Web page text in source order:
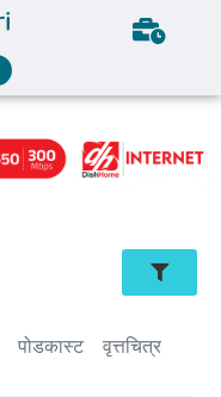
पोडकास्ट वृत्तचित्र